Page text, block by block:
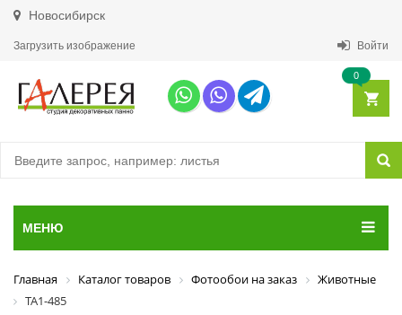
Новосибирск
Загрузить изображение Войти
0
МЕНЮ
Главная Каталог товаров Фотообои на заказ
Животные
ТА1-485